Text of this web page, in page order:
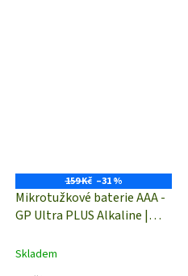
159 Kč –31 %
Mikrotužkové baterie AAA -
GP Ultra PLUS Alkaline |
Skladem